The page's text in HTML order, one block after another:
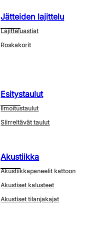
Jätteiden lajittelu
Lajitteluastiat
Roskakorit
Esitystaulut
Ilmoitustaulut
Siirreltävät taulut
Akustiikka
Akustiikkapaneelit kattoon
Akustiset kalusteet
Akustiset tilanjakajat